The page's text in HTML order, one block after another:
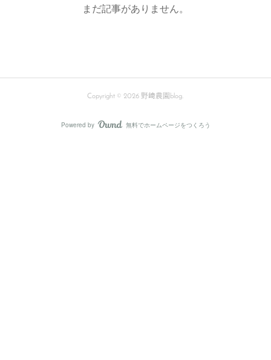
まだ記事がありません。
Copyright © 2026 野﨑農園blog.
Powered by AmebaOwnd
無料でホームページをつくろう